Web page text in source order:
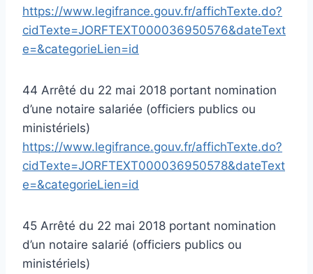
https://www.legifrance.gouv.fr/affichTexte.do?
cidTexte=JORFTEXT000036950576&dateText
e=&categorieLien=id
44 Arrêté du 22 mai 2018 portant nomination
d’une notaire salariée (officiers publics ou
ministériels)
https://www.legifrance.gouv.fr/affichTexte.do?
cidTexte=JORFTEXT000036950578&dateText
e=&categorieLien=id
45 Arrêté du 22 mai 2018 portant nomination
d’un notaire salarié (officiers publics ou
ministériels)